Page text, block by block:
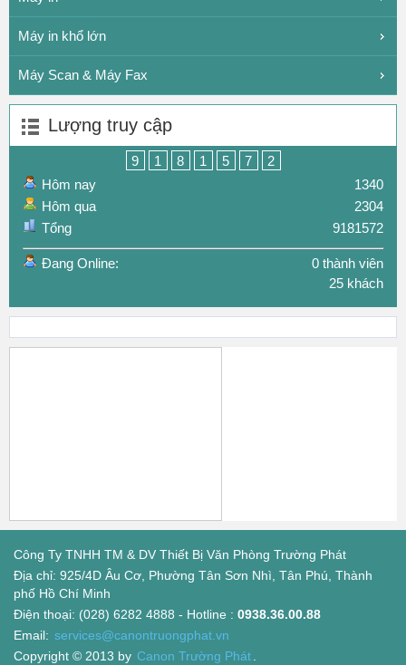
Máy in khổ lớn
Máy Scan & Máy Fax
Lượng truy cập
9 1 8 1 5 7
2
Hôm nay
Hôm qua
Tổng
1340
2304
9181572
Đang Online:
0 thành viên
25 khách
Công Ty TNHH TM & DV Thiết Bị Văn Phòng Trường Phát
Địa chỉ: 925/4D Âu Cơ, Phường Tân Sơn Nhì, Tân Phú, Thành
phố Hồ Chí Minh
Điện thoại: (028) 6282 4888 - Hotline : 0938.36.00.88
Email: services@canontruongphat.vn
Copyright © 2013 by Canon Trường Phát